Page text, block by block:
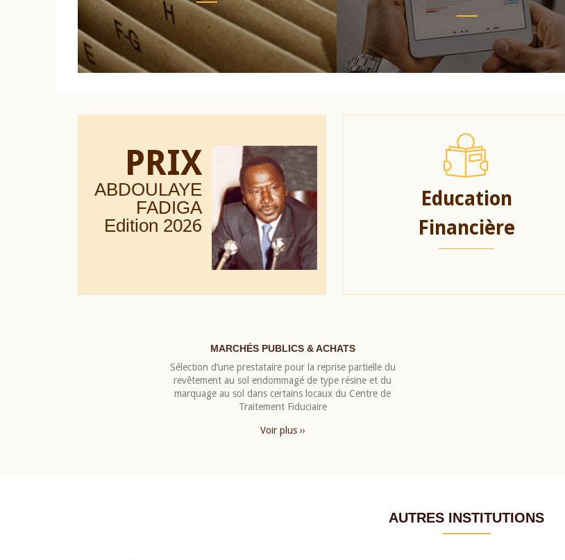
PRIX
ABDOULAYE
FADIGA
Edition 2026
Education
Financière
MARCHÉS PUBLICS & ACHATS
Sélection d’une prestataire pour la reprise partielle du
revêtement au sol endommagé de type résine et du
marquage au sol dans certains locaux du Centre de
Traitement Fiduciaire
Voir plus ››
AUTRES INSTITUTIONS